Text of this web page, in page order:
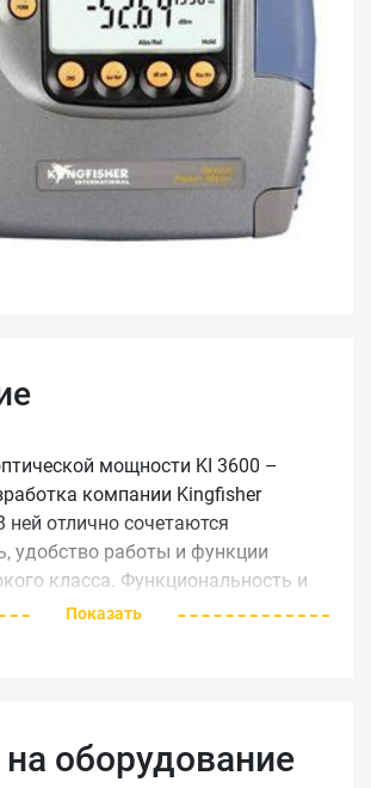
мощности KI 3600 –
компании Kingfisher
ней отлично сочетаются
удобство работы и функции
класса. Функциональность и
прибора обеспечиваются
волокне, KI 3600-H3
сигнала большой мощности,
Показать
оборудование